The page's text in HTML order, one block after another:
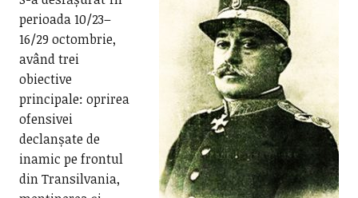
perioada 10/23–
16/29 octombrie,
având trei
obiective
principale: oprirea
ofensivei
declanșate de
inamic pe frontul
din Transilvania,